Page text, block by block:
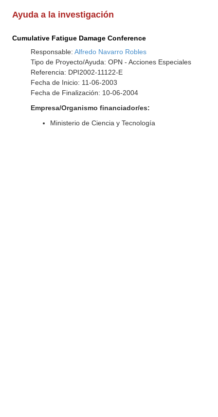
Ayuda a la investigación
Cumulative Fatigue Damage Conference
Responsable: Alfredo Navarro Robles
Tipo de Proyecto/Ayuda: OPN - Acciones Especiales
Referencia: DPI2002-11122-E
Fecha de Inicio: 11-06-2003
Fecha de Finalización: 10-06-2004
Empresa/Organismo financiador/es:
Ministerio de Ciencia y Tecnología